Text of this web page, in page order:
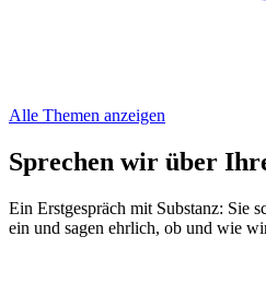
Alle Themen anzeigen
Sprechen wir über
Ein Erstgespräch mit Substanz: Sie
ein und sagen ehrlich, ob und wie